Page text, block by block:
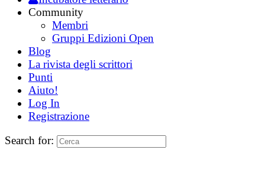
Community
Membri
Gruppi Edizioni Open
Blog
La rivista degli scrittori
Punti
Aiuto!
Log In
Registrazione
Search for: